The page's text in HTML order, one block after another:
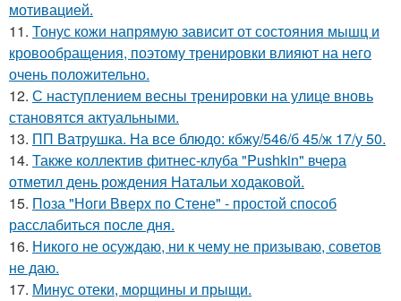
мотивацией.
11. Тонус кожи напрямую зависит от состояния мышц и
кровообращения, поэтому тренировки влияют на него
очень положительно.
12. С наступлением весны тренировки на улице вновь
становятся актуальными.
13. ПП Ватрушка. На все блюдо: кбжу/546/б 45/ж 17/у 50.
14. Также коллектив фитнес-клуба "Pushkin" вчера
отметил день рождения Натальи ходаковой.
15. Поза "Ноги Вверх по Стене" - простой способ
расслабиться после дня.
16. Никого не осуждаю, ни к чему не призываю, советов
не даю.
17. Минус отеки, морщины и прыщи.